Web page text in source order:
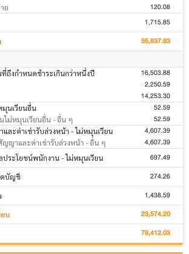
ย 120.08
1,715.85
55,837.83
ถึงกำหนดชำระเกินกว่าหนึ่งปี 16,503.88
2,250.59
14,253.30
มุนเวียนอื่น 52.59
ไม่หมุนเวียนอื่น - อื่น ๆ 52.59
ละค่าเช่ารับล่วงหน้า - ไม่หมุนเวียน 4,607.39
ญาและค่าเช่ารับล่วงหน้า - อื่น ๆ 4,607.39
ระโยชน์พนักงาน - ไม่หมุนเวียน 697.49
ดบัญชี 274.26
1,438.59
น 23,574.20
79,412.03